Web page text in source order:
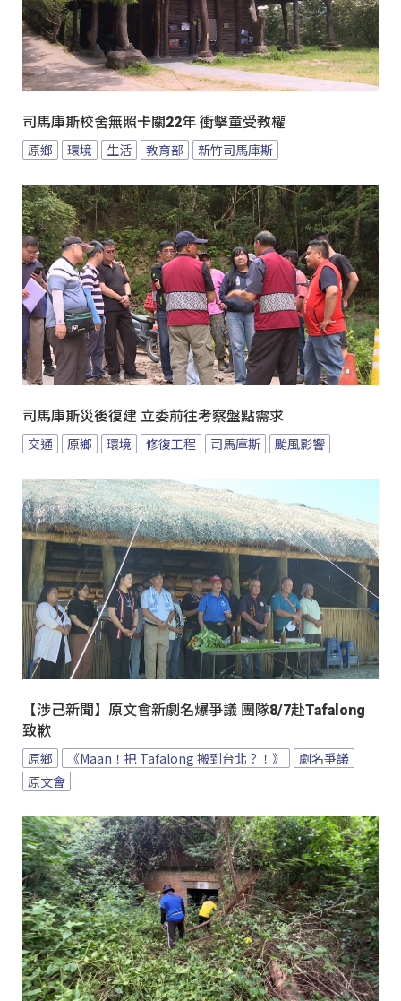
司馬庫斯校舍無照卡關22年 衝擊童受教權
原鄉 環境 生活 教育部 新竹司馬庫斯
司馬庫斯災後復建 立委前往考察盤點需求
交通 原鄉 環境 修復工程 司馬庫斯 颱風影響
【涉己新聞】原文會新劇名爆爭議 團隊8/7赴Tafalong
致歉
原鄉 《Maan！把 Tafalong 搬到台北？！》
劇名爭議
原文會